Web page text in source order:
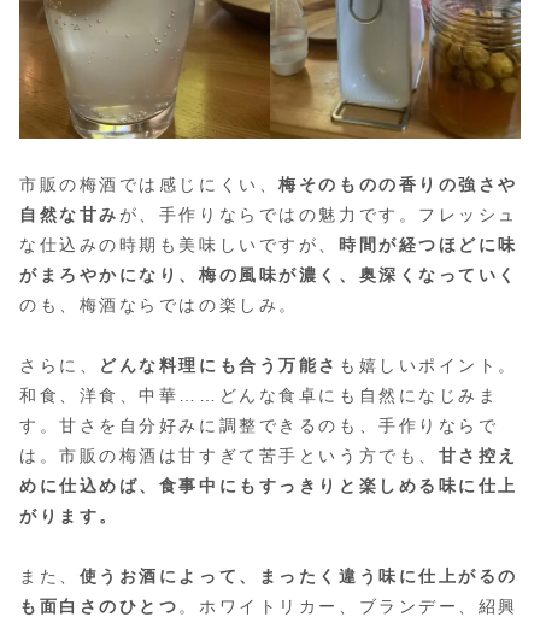
市販の梅酒では感じにくい、梅そのものの香りの強さや
自然な甘み が、手作りならではの魅力です。フレッシュ
な仕込みの時期も美味しいですが、 時間が経つほどに味
がまろやかになり、梅の風味が濃く、奥深くなっていく
のも、梅酒ならではの楽しみ。
さらに、 どんな料理にも合う万能さ も嬉しいポイント。
和食、洋食、中華……どんな食卓にも自然になじみま
す。甘さを自分好みに調整できるのも、手作りならで
は。市販の梅酒は甘すぎて苦手という方でも、 甘さ控え
めに仕込めば、食事中にもすっきりと楽しめる味に仕上
がります。
また、 使うお酒によって、まったく違う味に仕上がるの
も面白さのひとつ 。ホワイトリカー、ブランデー、紹興